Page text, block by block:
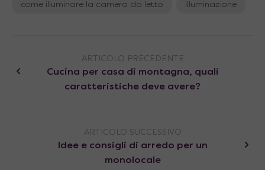
come illuminare la camera da letto illuminazione
ARTICOLO PRECEDENTE
Cucina per casa di montagna, quali
caratteristiche deve avere?
ARTICOLO SUCCESSIVO
Idee e consigli di arredo per un
monolocale